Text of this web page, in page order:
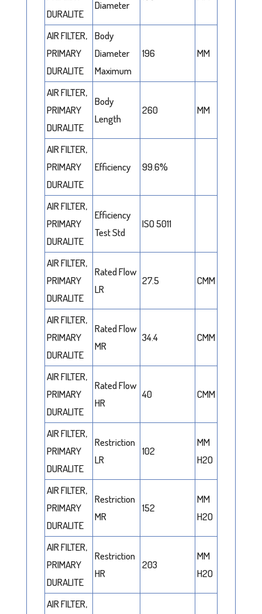
DURALITE
Diameter
AIR FILTER,
PRIMARY
DURALITE
Body
Diameter
Maximum
196 MM
AIR FILTER,
PRIMARY
DURALITE
Body
Length
260 MM
AIR FILTER,
PRIMARY
DURALITE
Efficiency 99.6%
AIR FILTER,
PRIMARY
DURALITE
Efficiency
Test Std
ISO 5011
AIR FILTER,
PRIMARY
DURALITE
Rated Flow
LR
27.5 CMM
AIR FILTER,
PRIMARY
DURALITE
Rated Flow
MR
34.4 CMM
AIR FILTER,
PRIMARY
DURALITE
Rated Flow
HR
40 CMM
AIR FILTER,
PRIMARY
DURALITE
Restriction
LR
102
MM
H2O
AIR FILTER,
PRIMARY
DURALITE
Restriction
MR
152
MM
H2O
AIR FILTER,
PRIMARY
DURALITE
Restriction
HR
203
MM
H2O
AIR FILTER,